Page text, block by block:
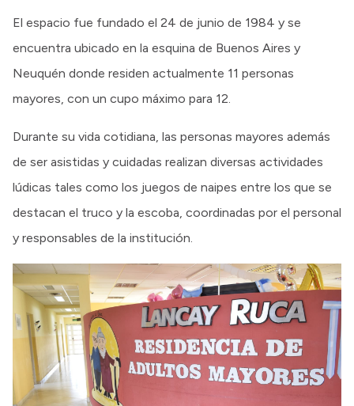
El espacio fue fundado el 24 de junio de 1984 y se
encuentra ubicado en la esquina de Buenos Aires y
Neuquén donde residen actualmente 11 personas
mayores, con un cupo máximo para 12.
Durante su vida cotidiana, las personas mayores además
de ser asistidas y cuidadas realizan diversas actividades
lúdicas tales como los juegos de naipes entre los que se
destacan el truco y la escoba, coordinadas por el personal
y responsables de la institución.